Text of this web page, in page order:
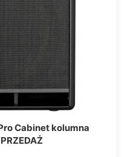
Cabinet kolumna